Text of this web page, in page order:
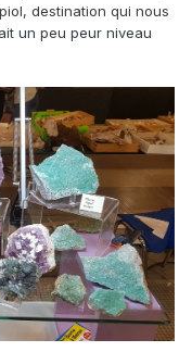
destination qui nous
un peu peur niveau